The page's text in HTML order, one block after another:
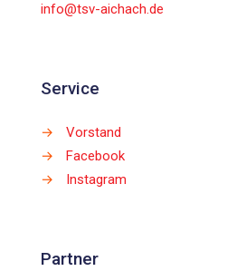
info@tsv-aichach.de
Service
→
Vorstand
→
Facebook
→
Instagram
Partner